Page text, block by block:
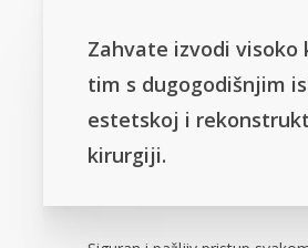
Zahvate izvodi visoko
tim s dugogodišnjim
estetskoj i
kirurgiji.